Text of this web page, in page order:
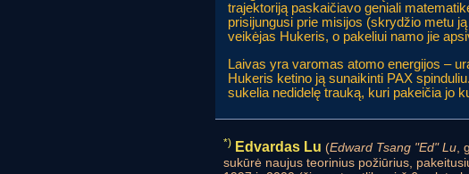
trajektoriją paskaičiavo geniali
prisijungusi prie misijos (skrydžio metu
veikėjas Hukeris, o pakeliui namo jie
Laivas yra varomas atomo energijos –
Hukeris ketino ją sunaikinti PAX
sukelia nedidelę trauką, kuri pakeičia jo
*) Edvardas Lu (Edward Tsang "Ed" Lu,
sukūrė naujus teorinius požiūrius,